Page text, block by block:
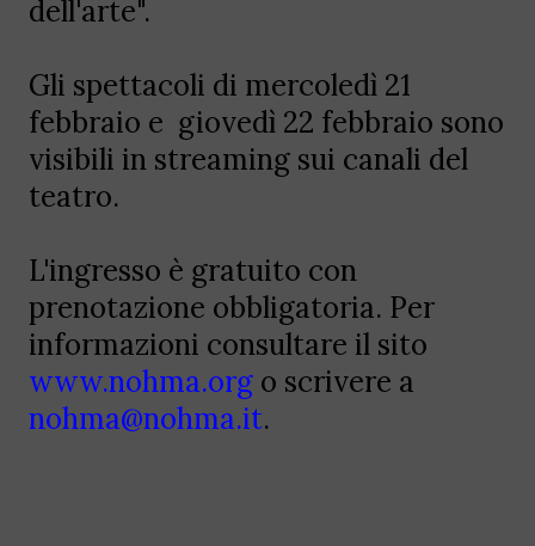
dell'arte".
Gli spettacoli di mercoledì 21
febbraio e giovedì 22 febbraio sono
visibili in streaming sui canali del
teatro.
L'ingresso è gratuito con
prenotazione obbligatoria. Per
informazioni consultare il sito
www.nohma.org o scrivere a
nohma@nohma.it.